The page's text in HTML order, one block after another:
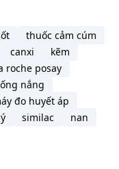
thuốc cảm cúm
canxi
kẽm
roche posay
nắng
đo huyết áp
similac
nan